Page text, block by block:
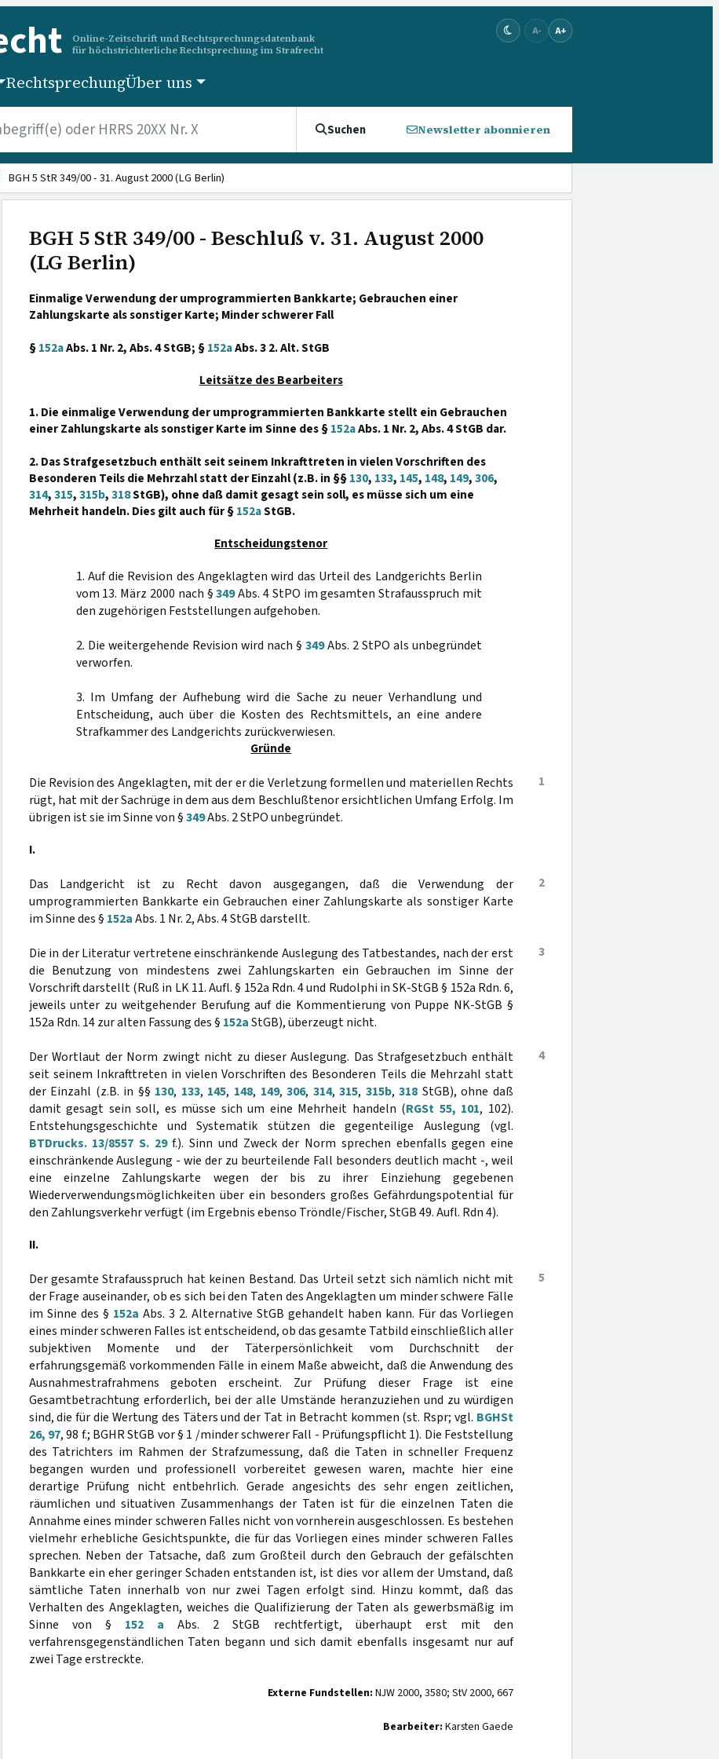
Online-Zeitschrift und Rechtsprechungsdatenbank
für höchstrichterliche Rechtsprechung im Strafrecht
A- A+
RechtsprechungÜber uns
Suchen Newsletter abonnieren
BGH 5 StR 349/00 - 31. August 2000 (LG Berlin)
BGH 5 StR 349/00 - Beschluß v. 31. August 2000
(LG Berlin)
Einmalige Verwendung der umprogrammierten Bankkarte; Gebrauchen einer
Zahlungskarte als sonstiger Karte; Minder schwerer Fall
§152aAbs. 1 Nr. 2, Abs. 4 StGB; §152aAbs. 3 2. Alt. StGB
Leitsätze des Bearbeiters
1. Die einmalige Verwendung der umprogrammierten Bankkarte stellt ein Gebrauchen
einer Zahlungskarte als sonstiger Karte im Sinne des §152aAbs. 1 Nr. 2, Abs. 4 StGB dar.
2. Das Strafgesetzbuch enthält seit seinem Inkrafttreten in vielen Vorschriften des
Besonderen Teils die Mehrzahl statt der Einzahl (z.B. in §§130, 133, 145, 148, 149,306,
314,315,315b,318StGB), ohne daß damit gesagt sein soll, es müsse sich um eine
Mehrheit handeln. Dies gilt auch für §152aStGB.
Entscheidungstenor
1. Auf die Revision des Angeklagten wird das Urteil des Landgerichts Berlin
vom 13. März 2000 nach §349Abs. 4 StPO im gesamten Strafausspruch mit
den zugehörigen Feststellungen aufgehoben.
2. Die weitergehende Revision wird nach § 349Abs. 2 StPO als unbegründet
verworfen.
3. Im Umfang der Aufhebung wird die Sache zu neuer Verhandlung und
Entscheidung, auch über die Kosten des Rechtsmittels, an eine andere
Strafkammer des Landgerichts zurückverwiesen.
Gründe
1
Die Revision des Angeklagten, mit der er die Verletzung formellen und materiellen Rechts
rügt, hat mit der Sachrüge in dem aus dem Beschlußtenor ersichtlichen Umfang Erfolg. Im
übrigen ist sie im Sinne von §349Abs. 2 StPO unbegründet.
I.
2
Das Landgericht ist zu Recht davon ausgegangen, daß die Verwendung der
umprogrammierten Bankkarte ein Gebrauchen einer Zahlungskarte als sonstiger Karte
im Sinne des § 152aAbs. 1 Nr. 2, Abs. 4 StGB darstellt.
3
Die in der Literatur vertretene einschränkende Auslegung des Tatbestandes, nach der erst
die Benutzung von mindestens zwei Zahlungskarten ein Gebrauchen im Sinne der
Vorschrift darstellt (Ruß in LK 11. Aufl. § 152a Rdn. 4 und Rudolphi in SK-StGB § 152a Rdn. 6,
jeweils unter zu weitgehender Berufung auf die Kommentierung von Puppe NK-StGB §
152a Rdn. 14 zur alten Fassung des § 152aStGB), überzeugt nicht.
4
Der Wortlaut der Norm zwingt nicht zu dieser Auslegung. Das Strafgesetzbuch enthält
seit seinem Inkrafttreten in vielen Vorschriften des Besonderen Teils die Mehrzahl statt
der Einzahl (z.B. in §§ 130, 133, 145, 148, 149,306, 314,315, 315b,318 StGB), ohne daß
damit gesagt sein soll, es müsse sich um eine Mehrheit handeln (RGSt 55, 101, 102).
Entstehungsgeschichte und Systematik stützen die gegenteilige Auslegung (vgl.
BTDrucks. 13/8557 S. 29f.). Sinn und Zweck der Norm sprechen ebenfalls gegen eine
einschränkende Auslegung - wie der zu beurteilende Fall besonders deutlich macht -, weil
eine einzelne Zahlungskarte wegen der bis zu ihrer Einziehung gegebenen
Wiederverwendungsmöglichkeiten über ein besonders großes Gefährdungspotential für
den Zahlungsverkehr verfügt (im Ergebnis ebenso Tröndle/Fischer, StGB 49. Aufl. Rdn 4).
II.
5
Der gesamte Strafausspruch hat keinen Bestand. Das Urteil setzt sich nämlich nicht mit
der Frage auseinander, ob es sich bei den Taten des Angeklagten um minder schwere Fälle
im Sinne des § 152a Abs. 3 2. Alternative StGB gehandelt haben kann. Für das Vorliegen
eines minder schweren Falles ist entscheidend, ob das gesamte Tatbild einschließlich aller
subjektiven Momente und der Täterpersönlichkeit vom Durchschnitt der
erfahrungsgemäß vorkommenden Fälle in einem Maße abweicht, daß die Anwendung des
Ausnahmestrafrahmens geboten erscheint. Zur Prüfung dieser Frage ist eine
Gesamtbetrachtung erforderlich, bei der alle Umstände heranzuziehen und zu würdigen
sind, die für die Wertung des Täters und der Tat in Betracht kommen (st. Rspr; vgl. BGHSt
26, 97, 98 f.; BGHR StGB vor § 1 /minder schwerer Fall - Prüfungspflicht 1). Die Feststellung
des Tatrichters im Rahmen der Strafzumessung, daß die Taten in schneller Frequenz
begangen wurden und professionell vorbereitet gewesen waren, machte hier eine
derartige Prüfung nicht entbehrlich. Gerade angesichts des sehr engen zeitlichen,
räumlichen und situativen Zusammenhangs der Taten ist für die einzelnen Taten die
Annahme eines minder schweren Falles nicht von vornherein ausgeschlossen. Es bestehen
vielmehr erhebliche Gesichtspunkte, die für das Vorliegen eines minder schweren Falles
sprechen. Neben der Tatsache, daß zum Großteil durch den Gebrauch der gefälschten
Bankkarte ein eher geringer Schaden entstanden ist, ist dies vor allem der Umstand, daß
sämtliche Taten innerhalb von nur zwei Tagen erfolgt sind. Hinzu kommt, daß das
Verhalten des Angeklagten, weiches die Qualifizierung der Taten als gewerbsmäßig im
Sinne von § 152 a Abs. 2 StGB rechtfertigt, überhaupt erst mit den
verfahrensgegenständlichen Taten begann und sich damit ebenfalls insgesamt nur auf
zwei Tage erstreckte.
Externe Fundstellen: NJW 2000, 3580; StV 2000, 667
Bearbeiter: Karsten Gaede